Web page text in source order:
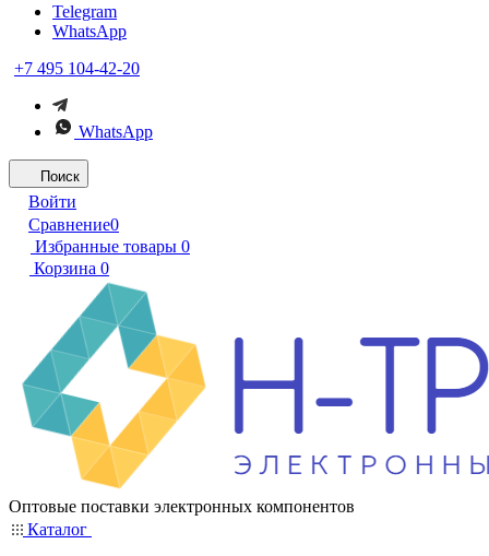
Telegram
WhatsApp
+7 495 104-42-20
WhatsApp
Поиск
Войти
Сравнение0
Избранные товары 0
Корзина 0
Оптовые поставки электронных компонентов
Каталог